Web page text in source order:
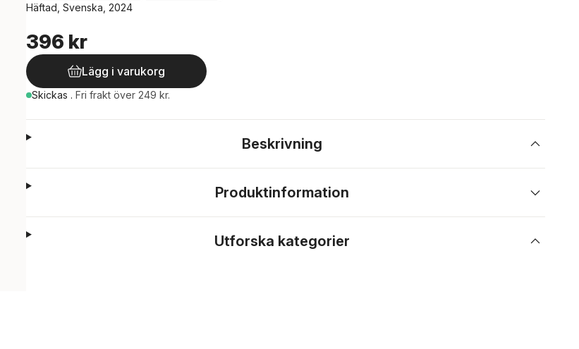
Häftad, Svenska, 2024
396 kr
Lägg i varukorg
Skickas . Fri frakt över 249 kr.
Beskrivning
Produktinformation
Utforska kategorier